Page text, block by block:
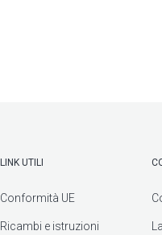
LINK UTILI
Conformità UE
Ricambi e istruzioni